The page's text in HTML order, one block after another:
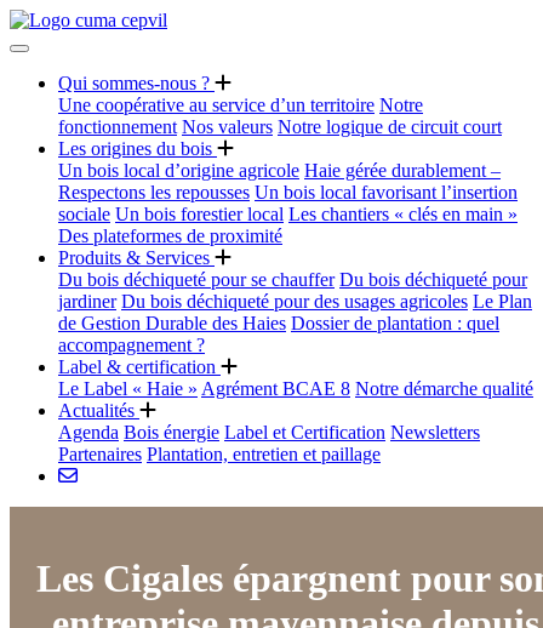
Qui sommes-nous ?
Une coopérative au service d’un territoire Notre
fonctionnement Nos valeurs Notre logique de circuit court
Les origines du bois
Un bois local d’origine agricole Haie gérée durablement –
Respectons les repousses Un bois local favorisant l’insertion
sociale Un bois forestier local Les chantiers « clés en main »
Des plateformes de proximité
Produits & Services
Du bois déchiqueté pour se chauffer Du bois déchiqueté pour
jardiner Du bois déchiqueté pour des usages agricoles Le Plan
de Gestion Durable des Haies Dossier de plantation : quel
accompagnement ?
Label & certification
Le Label « Haie » Agrément BCAE 8 Notre démarche qualité
Actualités
Agenda Bois énergie Label et Certification Newsletters
Partenaires Plantation, entretien et paillage
Les Cigales épargnent pour